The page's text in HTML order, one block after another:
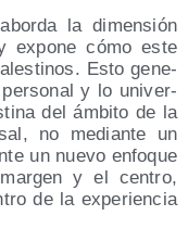
la dimen­sión
expo­ne cómo este
Esto gene­
y lo uni­ver­
del ámbi­to de la
no median­te un
un nue­vo enfo­que
y el cen­tro,
de la expe­rien­cia